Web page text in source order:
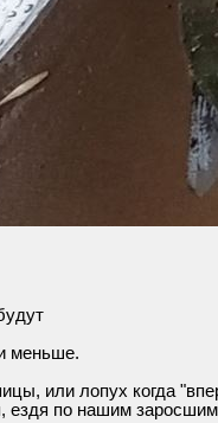
меньше.
или лопух когда
ездя по нашим